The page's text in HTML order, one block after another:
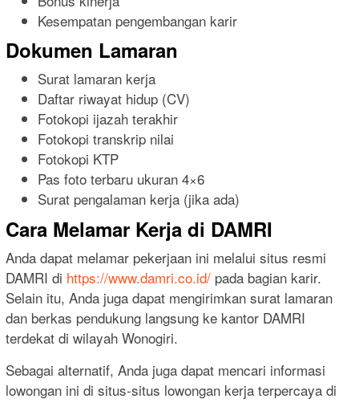
Kesempatan pengembangan karir
Dokumen Lamaran
Surat lamaran kerja
Daftar riwayat hidup (CV)
Fotokopi ijazah terakhir
Fotokopi transkrip nilai
Fotokopi KTP
Pas foto terbaru ukuran 4×6
Surat pengalaman kerja (jika ada)
Cara Melamar Kerja di DAMRI
Anda dapat melamar pekerjaan ini melalui situs resmi
DAMRI di https://www.damri.co.id/ pada bagian karir.
Selain itu, Anda juga dapat mengirimkan surat lamaran
dan berkas pendukung langsung ke kantor DAMRI
terdekat di wilayah Wonogiri.
Sebagai alternatif, Anda juga dapat mencari informasi
lowongan ini di situs-situs lowongan kerja terpercaya di